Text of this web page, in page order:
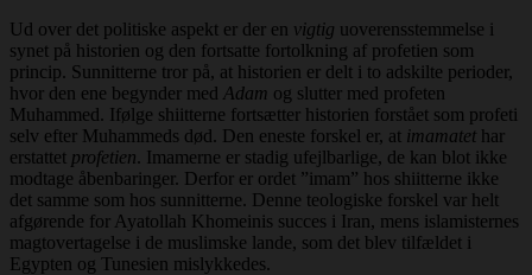
Ud over det politiske aspekt er der en vigtig uoverensstemmelse i
synet på historien og den fortsatte fortolkning af profetien som
princip. Sunnitterne tror på, at historien er delt i to adskilte perioder,
hvor den ene begynder med Adam og slutter med profeten
Muhammed. Ifølge shiitterne fortsætter historien forstået som profeti
selv efter Muhammeds død. Den eneste forskel er, at imamatet har
erstattet profetien. Imamerne er stadig ufejlbarlige, de kan blot ikke
modtage åbenbaringer. Derfor er ordet ”imam” hos shiitterne ikke
det samme som hos sunnitterne. Denne teologiske forskel var helt
afgørende for Ayatollah Khomeinis succes i Iran, mens islamisternes
magtovertagelse i de muslimske lande, som det blev tilfældet i
Egypten og Tunesien mislykkedes.